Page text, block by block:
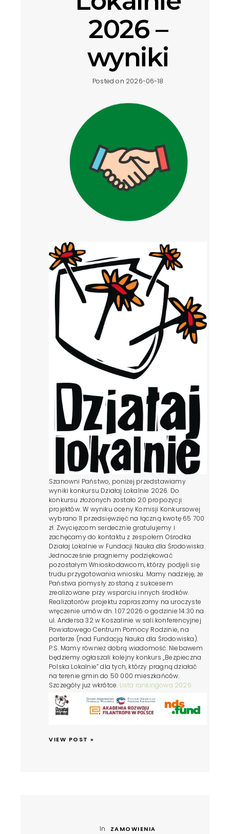
Wolności, realizowanym przez Akademię Rozwoju
Filantropii w Polsce we współpracy z siecią
Ośrodków Działaj Lokalnie.
VIEW POST »
2026 –
wyniki
Posted on 2026-06-18
Szanowni Państwo, poniżej przedstawiamy
wyniki konkursu Działaj Lokalnie 2026. Do
konkursu złożonych zostało 20 propozycji
projektów. W wyniku oceny Komisji Konkursowej
wybrano 11 przedsięwzięć na łączną kwotę 65 700
zł. Zwycięzcom serdecznie gratulujemy i
zachęcamy do kontaktu z zespołem Ośrodka
Działaj Lokalnie w Fundacji Nauka dla Środowiska.
Jednocześnie pragniemy podziękować
pozostałym Wnioskodawcom, którzy podjęli się
trudu przygotowania wniosku. Mamy nadzieję, że
Państwa pomysły zostaną z sukcesem
zrealizowane przy wsparciu innych środków.
Realizatorów projektu zapraszamy na uroczyste
wręczenie umów dn. 1.07.2026 o godzinie 14:30 na
ul. Andersa 32 w Koszalinie w sali konferencyjnej
Powiatowego Centrum Pomocy Rodzinie, na
parterze (nad Fundacją Nauka dla Środowiska).
P.S. Mamy również dobrą wiadomość. Niebawem
będziemy ogłaszali kolejny konkurs „Bezpieczna
Polska Lokalnie” dla tych, którzy pragną działać
na terenie gmin do 50 000 mieszkańców.
Szczegóły już wkrótce. Lista rankingowa 2026
VIEW POST »
In ZAMOWIENIA